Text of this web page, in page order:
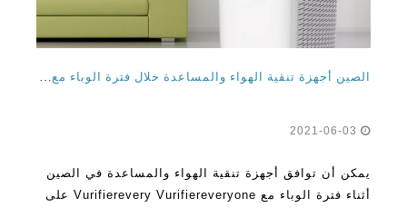
يمكن أن توافق أجهزة تنقية الهواء والمساعدة في الصين
أثناء فترة الوباء مع Vurifierevery Vurifiereveryone على